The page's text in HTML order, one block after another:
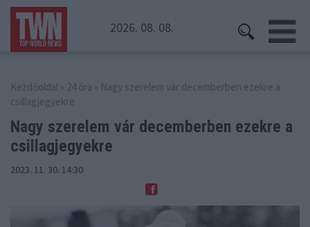
2026. 08. 08.
Kezdőoldal » 24 óra » Nagy szerelem vár decemberben ezekre a
csillagjegyekre
Nagy szerelem vár decemberben ezekre a
csillagjegyekre
2023. 11. 30. 14:30